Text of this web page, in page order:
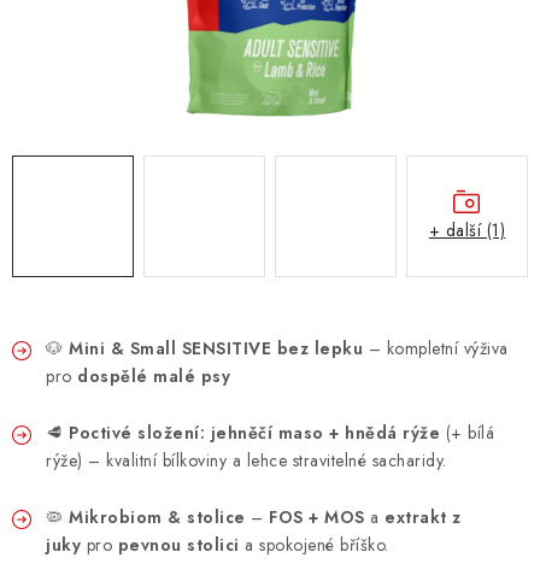
🐶 Mini & Small SENSITIVE bez lepku – kompletní výživa
pro dospělé malé psy
🥩 Poctivé složení: jehněčí maso + hnědá rýže (+ bílá
rýže) – kvalitní bílkoviny a lehce stravitelné sacharidy.
🦠 Mikrobiom & stolice – FOS + MOS a extrakt z
juky pro pevnou stolici a spokojené bříško.
+ další (1)